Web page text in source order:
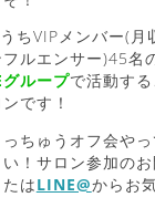
ちVIPメンバー(月
ルエンサー)45名
ループで活動す
です！
ちゅうオフ会や
！サロン参加の
たはLINE@からお